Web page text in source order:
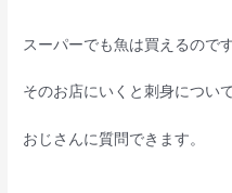
スーパーでも魚は買えるので
そのお店にいくと刺身について
おじさんに質問できます。